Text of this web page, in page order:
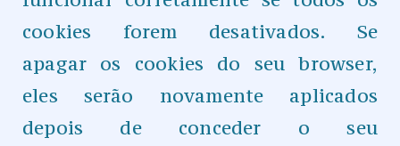
cookies forem desativados. Se
apagar os cookies do seu browser,
eles serão novamente aplicados
depois de conceder o seu